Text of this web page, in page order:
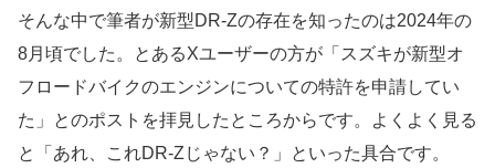
そんな中で筆者が新型DR-Zの存在を知ったのは2024年の
8月頃でした。とあるXユーザーの方が「スズキが新型オ
フロードバイクのエンジンについての特許を申請してい
た」とのポストを拝見したところからです。よくよく見る
と「あれ、これDR-Zじゃない？」といった具合です。